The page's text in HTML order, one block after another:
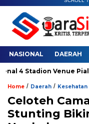
NASIONAL DAERAH
Stadion Venue Piala
Home / Daerah / Kesehatan
Celoteh
Stunting